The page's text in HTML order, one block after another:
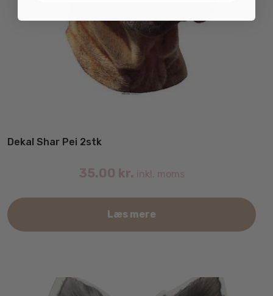
Dekal Shar Pei 2stk
35.00 kr. inkl. moms
Læs mere